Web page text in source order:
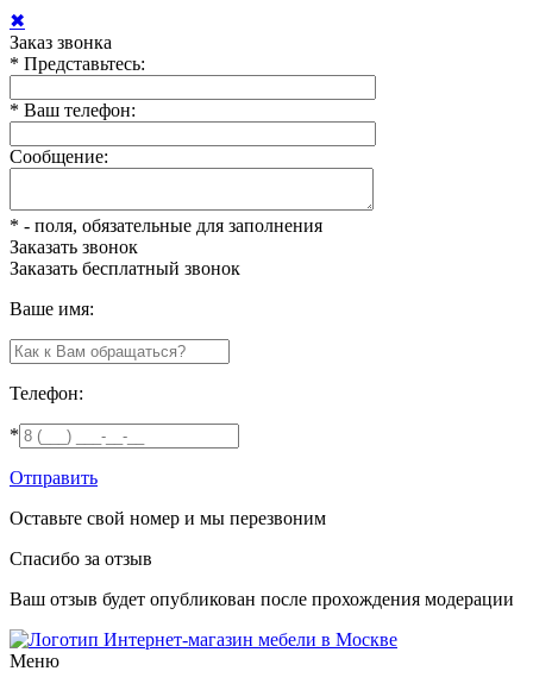
✖
Заказ звонка
* Представьтесь:
* Ваш телефон:
Сообщение:
* - поля, обязательные для заполнения
Заказать звонок
Заказать бесплатный звонок
Ваше имя:
Телефон:
*
Отправить
Оставьте свой номер и мы перезвоним
Спасибо за отзыв
Ваш отзыв будет опубликован после прохождения модерации
Интернет-магазин мебели в Москве
Меню